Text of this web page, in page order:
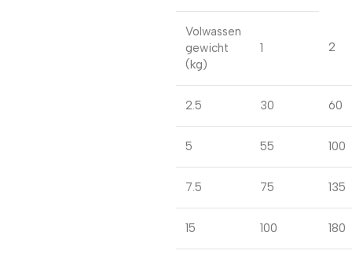
Volwassen
gewicht
(kg)
1 2
2.5 30 60
5 55 100
7.5 75 135
15 100 180